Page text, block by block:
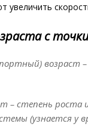
увеличить
с
– степень роста
(узна­ется у